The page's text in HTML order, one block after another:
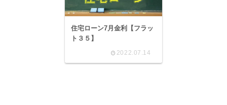
住宅ローン7月金利【フラッ
ト３５】
2022.07.14